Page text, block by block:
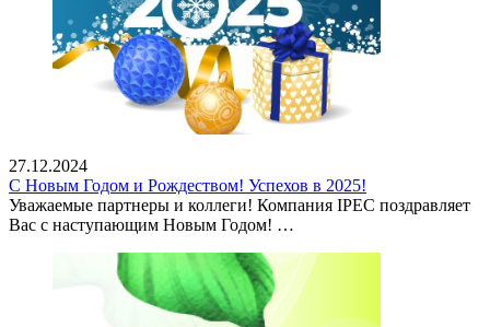
27.12.2024
С Новым Годом и Рождеством! Успехов в 2025!
Уважаемые партнеры и коллеги! Компания IPEC поздравляет
Вас с наступающим Новым Годом! …